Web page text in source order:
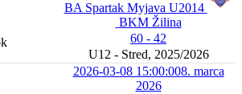
BA Spartak Myjava U2014
BKM Žilina
60 - 42
U12 - Stred, 2025/2026
2026-03-08 15:00:008. marca
2026